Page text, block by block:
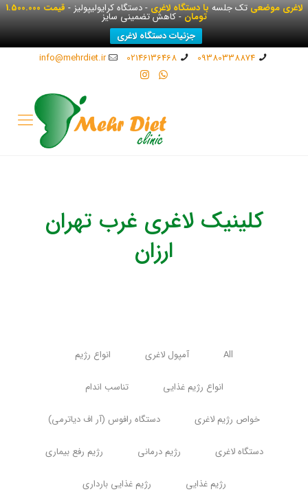
لاغری موضعیتک جلسهبا دستگاه لاغری- دستگاه کرایولیپولیز - قیمت 1.500.000
تومان- کاهش تضمینی سایز
جزئیات دستگاه لاغری
09380338874
02146136468
info@mehrdiet.ir
کلینیک لاغری غرب تهران
ارزان
All آمپول لاغری انواع رژیم
انواع رژیم غذایی تناسب اندام
خواص رژیم لاغری دستگاه رافوس (آر اف دیاترمی)
دستگاه لاغری رژیم درمانی رژیم رفع بیماری
رژیم غذایی رژیم غذایی بارداری